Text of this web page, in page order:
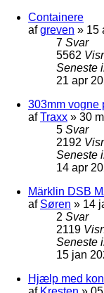
Containere
afgreven » 15
7 Svar
5562
Seneste
21 apr
303mm vogne
afTraxx » 30
5 Svar
2192
Seneste
14 apr
Märklin DSB
af Søren » 14
2 Svar
2119
Seneste
15 jan
Hjælp med